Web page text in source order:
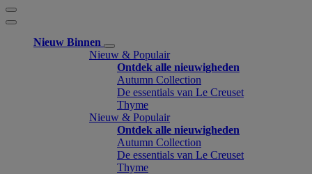
Nieuw Binnen
Nieuw & Populair
Ontdek alle nieuwigheden
Autumn Collection
De essentials van Le Creuset
Thyme
Nieuw & Populair
Ontdek alle nieuwigheden
Autumn Collection
De essentials van Le Creuset
Thyme